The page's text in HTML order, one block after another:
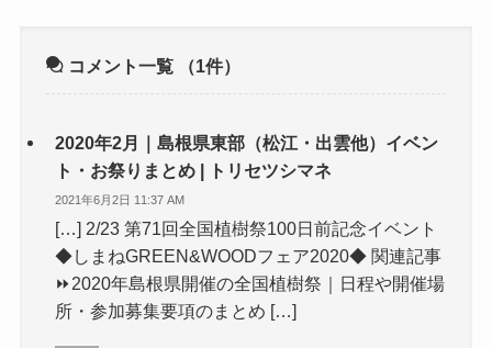
コメント一覧 （1件）
2020年2月｜島根県東部（松江・出雲他）イベン
ト・お祭りまとめ | トリセツシマネ
2021年6月2日 11:37 AM
[…] 2/23 第71回全国植樹祭100日前記念イベント
◆しまねGREEN&WOODフェア2020◆ 関連記事
⏩2020年島根県開催の全国植樹祭｜日程や開催場
所・参加募集要項のまとめ […]